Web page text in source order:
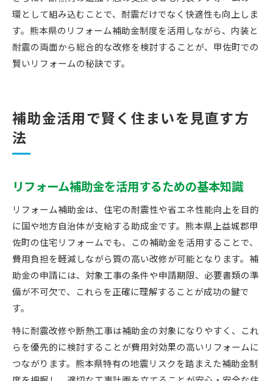
環として組み込むことで、耐震だけでなく快適性も向上しま
す。熊本県のリフォーム補助金制度を活用しながら、内装と
耐震の両面から総合的な改修を検討することが、甲佐町での
賢いリフォームの秘訣です。
補助金活用で賢く住まいを見直す方
法
リフォーム補助金を活用するための基本知識
リフォーム補助金は、住宅の耐震性や省エネ性能向上を目的
に国や地方自治体が支給する助成金です。熊本県上益城郡甲
佐町の住宅リフォームでも、この補助金を活用することで、
費用負担を軽減しながら質の高い改修が可能となります。補
助金の申請には、対象工事の条件や申請期限、必要書類の準
備が不可欠で、これらを正確に理解することが成功の鍵で
す。
特に耐震改修や断熱工事は補助金の対象になりやすく、これ
らを優先的に検討することが費用対効果の高いリフォームに
つながります。熊本県特有の地震リスクを踏まえた補助金制